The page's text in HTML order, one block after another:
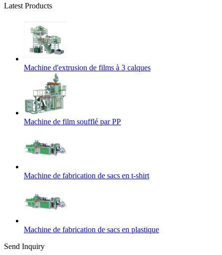
Latest Products
Machine d'extrusion de films à 3 calques
Machine de film soufflé par PP
Machine de fabrication de sacs en t-shirt
Machine de fabrication de sacs en plastique
Send Inquiry